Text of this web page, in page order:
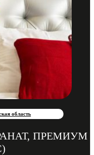
область
ПРЕМИУМ